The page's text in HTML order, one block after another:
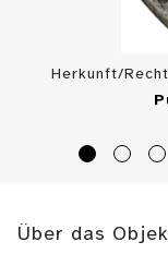
Herkunft/
Über das